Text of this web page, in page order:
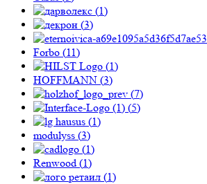
(1)
(3)
Forbo (11)
(1)
HOFFMANN (3)
(7)
(5)
(1)
modulyss (3)
(1)
Renwood (1)
(1)